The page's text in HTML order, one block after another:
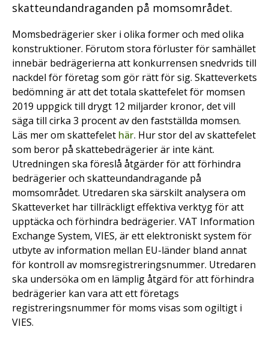
skatteundandraganden på momsområdet.
Momsbedrägerier sker i olika former och med olika
konstruktioner. Förutom stora förluster för samhället
innebär bedrägerierna att konkurrensen snedvrids till
nackdel för företag som gör rätt för sig. Skatteverkets
bedömning är att det totala skattefelet för momsen
2019 uppgick till drygt 12 miljarder kronor, det vill
säga till cirka 3 procent av den fastställda momsen.
Läs mer om skattefelet här. Hur stor del av skattefelet
som beror på skattebedrägerier är inte känt.
Utredningen ska föreslå åtgärder för att förhindra
bedrägerier och skatteundandragande på
momsområdet. Utredaren ska särskilt analysera om
Skatteverket har tillräckligt effektiva verktyg för att
upptäcka och förhindra bedrägerier. VAT Information
Exchange System, VIES, är ett elektroniskt system för
utbyte av information mellan EU-länder bland annat
för kontroll av momsregistreringsnummer. Utredaren
ska undersöka om en lämplig åtgärd för att förhindra
bedrägerier kan vara att ett företags
registreringsnummer för moms visas som ogiltigt i
VIES.